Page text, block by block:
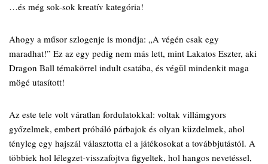
…és még sok-sok kreatív kategória!
Ahogy a műsor szlogenje is mondja: „A végén csak egy
maradhat!” Ez az egy pedig nem más lett, mint Lakatos Eszter, aki
Dragon Ball témakörrel indult csatába, és végül mindenkit maga
mögé utasított!
Az este tele volt váratlan fordulatokkal: voltak villámgyors
győzelmek, embert próbáló párbajok és olyan küzdelmek, ahol
tényleg egy hajszál választotta el a játékosokat a továbbjutástól. A
többiek hol lélegzet-visszafojtva figyeltek, hol hangos nevetéssel,